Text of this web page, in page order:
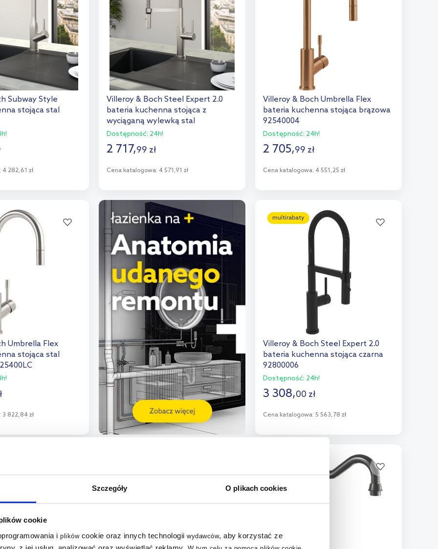
Szczegóły O plikach cookies
cookie
i plikówcookie oraz innych technologii wydawców, aby korzystać ze
Subway Style
stojąca stal
4 282,61 zł
do porównania
Villeroy & Boch Steel Expert 2.0
bateria kuchenna stojąca z
wyciąganą wylewką stal
nierdzewna 928000LC
Dostępność: 24h!
2 717,99 zł
Cena katalogowa: 4 571,91 zł
Dodaj do porównania
Villeroy & Boch Umbrella Flex
bateria kuchenna stojąca brązowa
92540004
Dostępność: 24h!
2 705,99 zł
Cena katalogowa: 4 551,25 zł
Dodaj do porównania
Umbrella Flex
stojąca stal
3 822,84 zł
koszyka
multirabaty
Villeroy & Boch Steel Expert 2.0
bateria kuchenna stojąca czarna
92800006
Dostępność: 24h!
3 308,00 zł
Cena katalogowa: 5 563,78 zł
Do koszyka
Dodaj do porównania